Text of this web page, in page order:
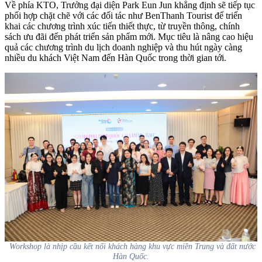
Về phía KTO, Trưởng đại diện Park Eun Jun khẳng định sẽ tiếp tục
phối hợp chặt chẽ với các đối tác như BenThanh Tourist để triển
khai các chương trình xúc tiến thiết thực, từ truyền thông, chính
sách ưu đãi đến phát triển sản phẩm mới. Mục tiêu là nâng cao hiệu
quả các chương trình du lịch doanh nghiệp và thu hút ngày càng
nhiều du khách Việt Nam đến Hàn Quốc trong thời gian tới.
Workshop là nhịp cầu kết nối khách hàng khu vực miền Trung và đất nước
Hàn Quốc.